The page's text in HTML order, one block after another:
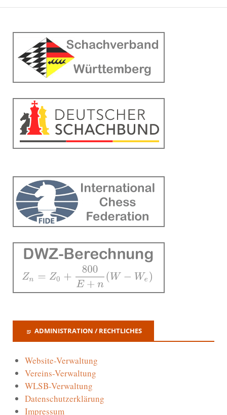
ADMINISTRATION / RECHTLICHES
Website-Verwaltung
Vereins-Verwaltung
WLSB-Verwaltung
Datenschutzerklärung
Impressum